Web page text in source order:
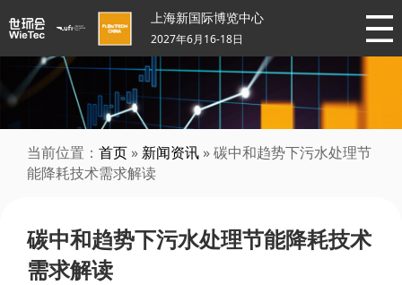
上海新国际博览中心
2027年6月16-18日
当前位置： 首页 » 新闻资讯 » 碳中和趋势下污水处理节
能降耗技术需求解读
碳中和趋势下污水处理节能降耗技术
需求解读